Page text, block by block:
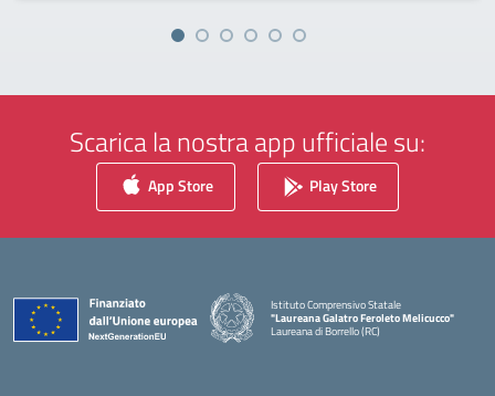
Scarica la nostra app ufficiale su:
App Store Play Store
Istituto Comprensivo Statale
"Laureana Galatro Feroleto Melicucco"
Laureana di Borrello (RC)